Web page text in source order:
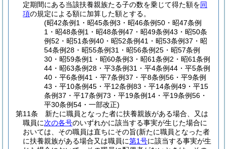
定期間にある当該扶養親族たる子の数を乗じて得た額を同
項の規定による額に加算した額とする。
(昭42条例1・昭45条例3・昭46条例50・昭47条例
1・昭48条例1・昭48条例47・昭49条例43・昭50条
例52・昭51条例40・昭52条例41・昭53条例37・昭
54条例28・昭55条例31・昭56条例25・昭57条例
30・昭59条例1・昭60条例3・昭61条例2・昭61条例
44・昭63条例28・平3条例31・平4条例44・平5条例
40・平6条例41・平7条例37・平8条例56・平9条例
43・平10条例45・平12条例83・平14条例49・平15
条例37・平17条例73・平19条例14・平19条例56・
平30条例54・一部改正)
第11条
新たに職員となった者に扶養親族がある場合、又は
職員に次の各号のいずれかに該当する事実が生じた場合に
おいては、その職員は直ちにその旨(新たに職員となった者
に扶養親族がある場合又は職員に第1号に該当する事実が生